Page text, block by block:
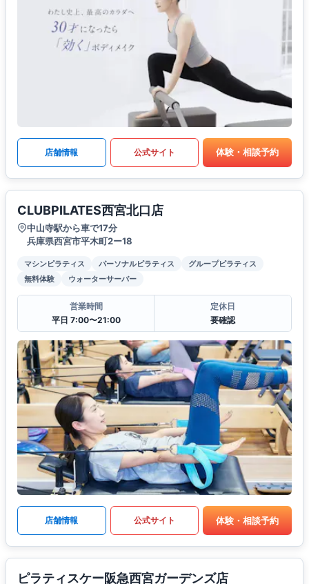
店舗情報 公式サイト 体験・相談予約
CLUBPILATES西宮北口店
中山寺駅から車で17分
兵庫県西宮市平木町2ー18
マシンピラティス パーソナルピラティス
グループピラティス
無料体験
ウォーターサーバー
営業時間
平日 7:00〜21:00
定休日
要確認
店舗情報 公式サイト 体験・相談予約
ピラティスケー阪急西宮ガーデンズ店